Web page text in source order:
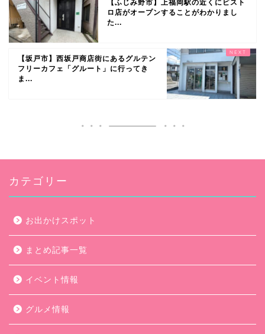
【ふじみ野市】上福岡駅の近くにビスト
ロ店がオープンすることがわかりまし
た...
【坂戸市】西坂戸商店街にあるグルテン
フリーカフェ「グルート」に行ってき
ま...
カテゴリー
お出かけスポット
まとめ記事一覧
イベント情報
グルメ情報